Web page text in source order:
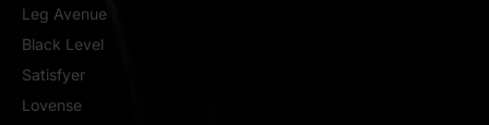
Leg Avenue
Black Level
Satisfyer
Lovense